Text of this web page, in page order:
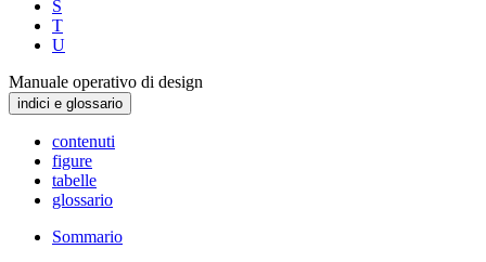
S
T
U
Manuale operativo di design
indici e glossario
contenuti
figure
tabelle
glossario
Sommario